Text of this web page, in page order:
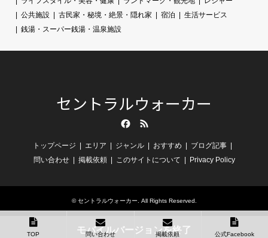
公共施設
古民家・秘境・絶景・隠れ家 宿泊
生活サービス
銭湯・スーパー銭湯・温泉施設
セントラルウォーカー
トップページ エリア ジャンル おすすめ
ブログ記事
問い合わせ
掲載依頼 このサイトについて Privacy Policy
©セントラルウォーカー. All Rights Reserved.
TOP 問い合わせ 掲載依頼 公式Facebook
モバイルバージョンを終了